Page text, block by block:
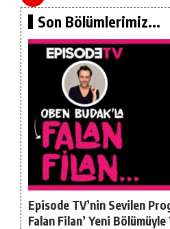
Son Bölümlerimiz...
Episode TV’nin Sevilen
Falan Filan’ Yeni Bölümüyle